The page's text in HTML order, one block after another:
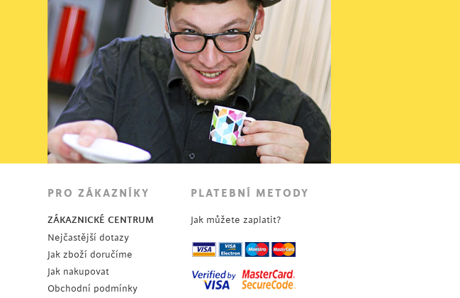
PRO ZÁKAZNÍKY
ZÁKAZNICKÉ CENTRUM
Nejčastější dotazy
Jak zboží doručíme
Jak nakupovat
Obchodní podmínky
PLATEBNÍ METODY
Jak můžete zaplatit?